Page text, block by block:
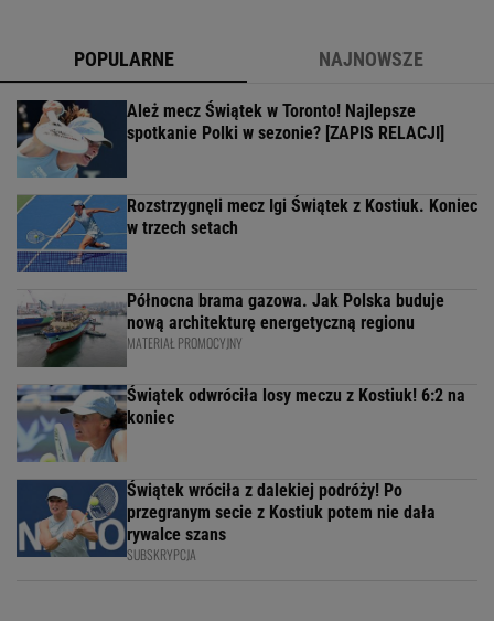
POPULARNE NAJNOWSZE
Ależ mecz Świątek w Toronto! Najlepsze
spotkanie Polki w sezonie? [ZAPIS RELACJI]
Rozstrzygnęli mecz Igi Świątek z Kostiuk. Koniec
w trzech setach
Północna brama gazowa. Jak Polska buduje
nową architekturę energetyczną regionu
MATERIAŁ PROMOCYJNY
Świątek odwróciła losy meczu z Kostiuk! 6:2 na
koniec
Świątek wróciła z dalekiej podróży! Po
przegranym secie z Kostiuk potem nie dała
rywalce szans
SUBSKRYPCJA